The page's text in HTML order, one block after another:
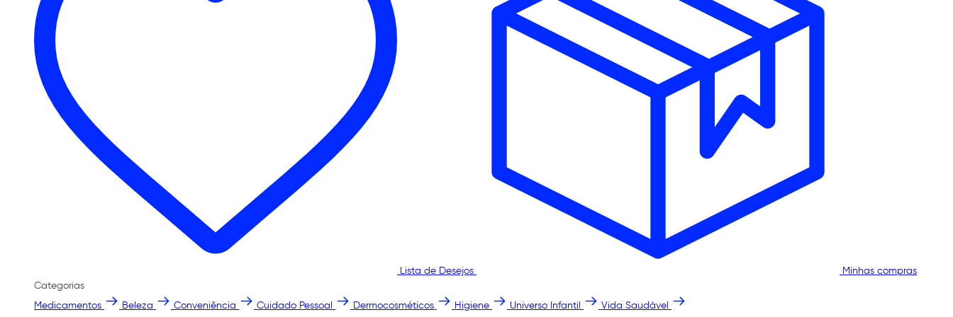
Lista de Desejos
Minhas compras
Categorias
Medicamentos
Beleza Conveniência Cuidado Pessoal Dermocosméticos Higiene Universo Infantil Vida Saudável